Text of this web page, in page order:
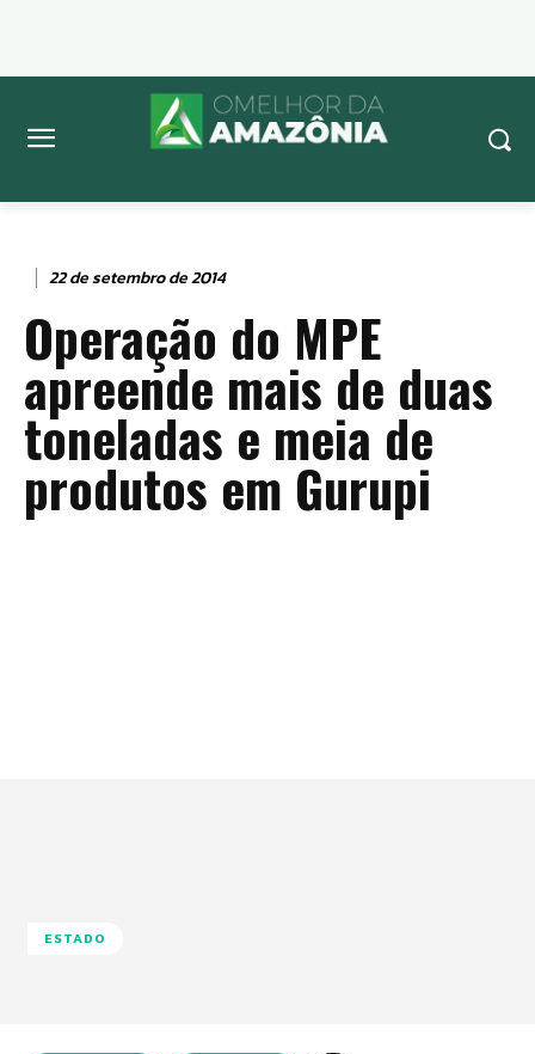
22 de setembro de 2014
Operação do MPE
apreende mais de duas
toneladas e meia de
produtos em Gurupi
ESTADO